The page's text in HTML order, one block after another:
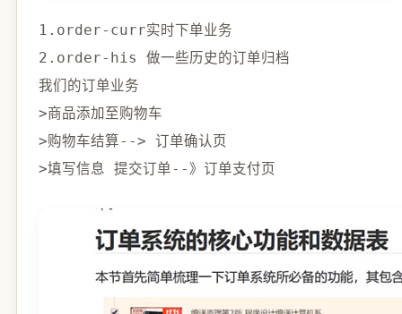
1. order-
2. order-
>
>购物车结算-->
>填写信息 提交订单--